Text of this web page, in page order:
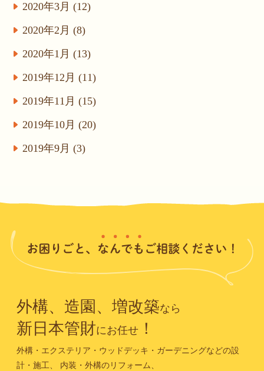
2020年3月 (12)
2020年2月 (8)
2020年1月 (13)
2019年12月 (11)
2019年11月 (15)
2019年10月 (20)
2019年9月 (3)
外構、造園、増改築なら
新日本管財にお任せ！
外構・エクステリア・ウッドデッキ・ガーデニングなどの設
計・施工、
内装・外構のリフォーム、